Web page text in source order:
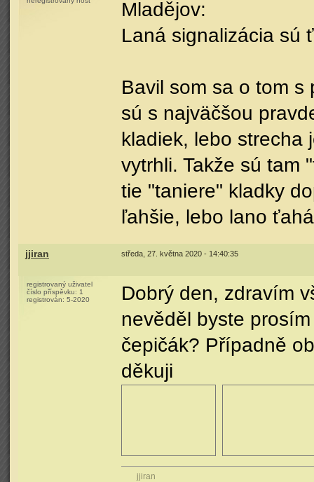
Mladějov:
Laná signalizácia sú
Bavil som sa o tom
sú s najväčšou
kladiek, lebo strecha
vytrhli. Takže sú tam
tie "taniere" kladky
ľahšie, lebo lano
jjiran středa, 27. května 2020 - 14:40:35
registrovaný uživatel
číslo příspěvku: 1
registrován: 5-2020
Dobrý den, zdravím
nevěděl byste
čepičák? Případně
děkuji
jjiran